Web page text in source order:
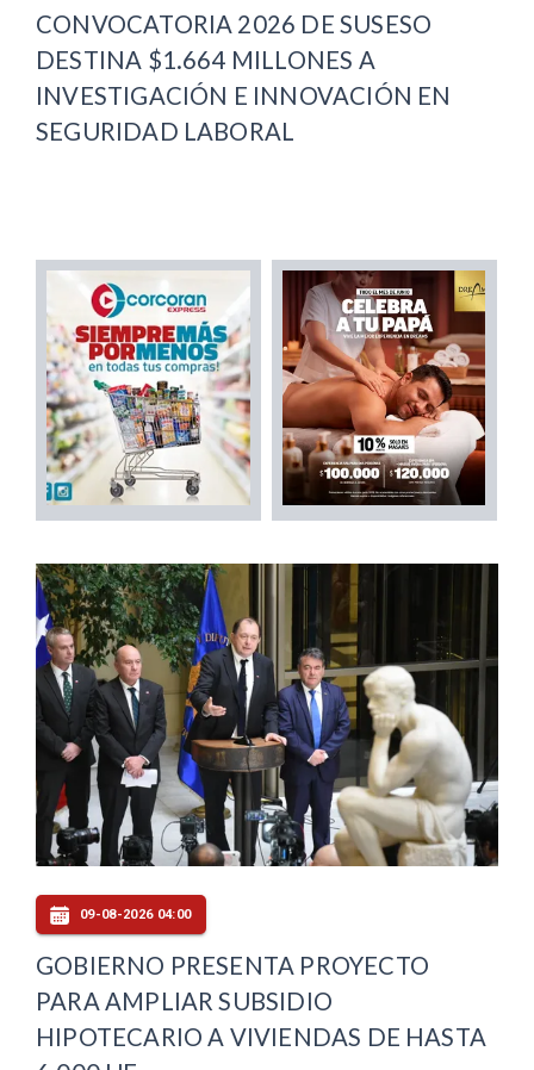
CONVOCATORIA 2026 DE SUSESO
DESTINA $1.664 MILLONES A
INVESTIGACIÓN E INNOVACIÓN EN
SEGURIDAD LABORAL
09-08-2026 04:00
GOBIERNO PRESENTA PROYECTO
PARA AMPLIAR SUBSIDIO
HIPOTECARIO A VIVIENDAS DE HASTA